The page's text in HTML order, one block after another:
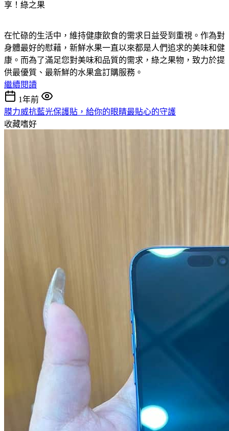
在忙碌的生活中，維持健康飲食的需求日益受到重視。作為對
身體最好的慰藉，新鮮水果一直以來都是人們追求的美味和健
康。而為了滿足您對美味和品質的需求，綠之果物，致力於提
供最優質、最新鮮的水果盒訂購服務。
繼續閱讀
1年前
膜力威抗藍光保護貼，給你的眼睛最貼心的守護
收藏嗜好